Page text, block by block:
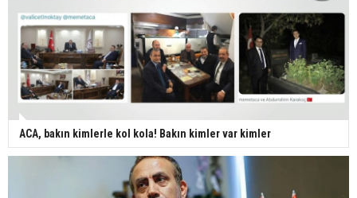
ACA, bakın kimlerle kol kola! Bakın kimler var kimler